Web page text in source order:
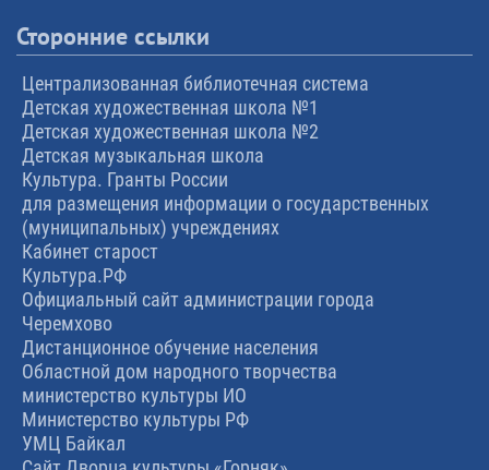
Сторонние ссылки
Централизованная библиотечная система
Детская художественная школа №1
Детская художественная школа №2
Детская музыкальная школа
Культура. Гранты России
для размещения информации о государственных
(муниципальных) учреждениях
Кабинет старост
Культура.РФ
Официальный сайт администрации города
Черемхово
Дистанционное обучение населения
Областной дом народного творчества
министерство культуры ИО
Министерство культуры РФ
УМЦ Байкал